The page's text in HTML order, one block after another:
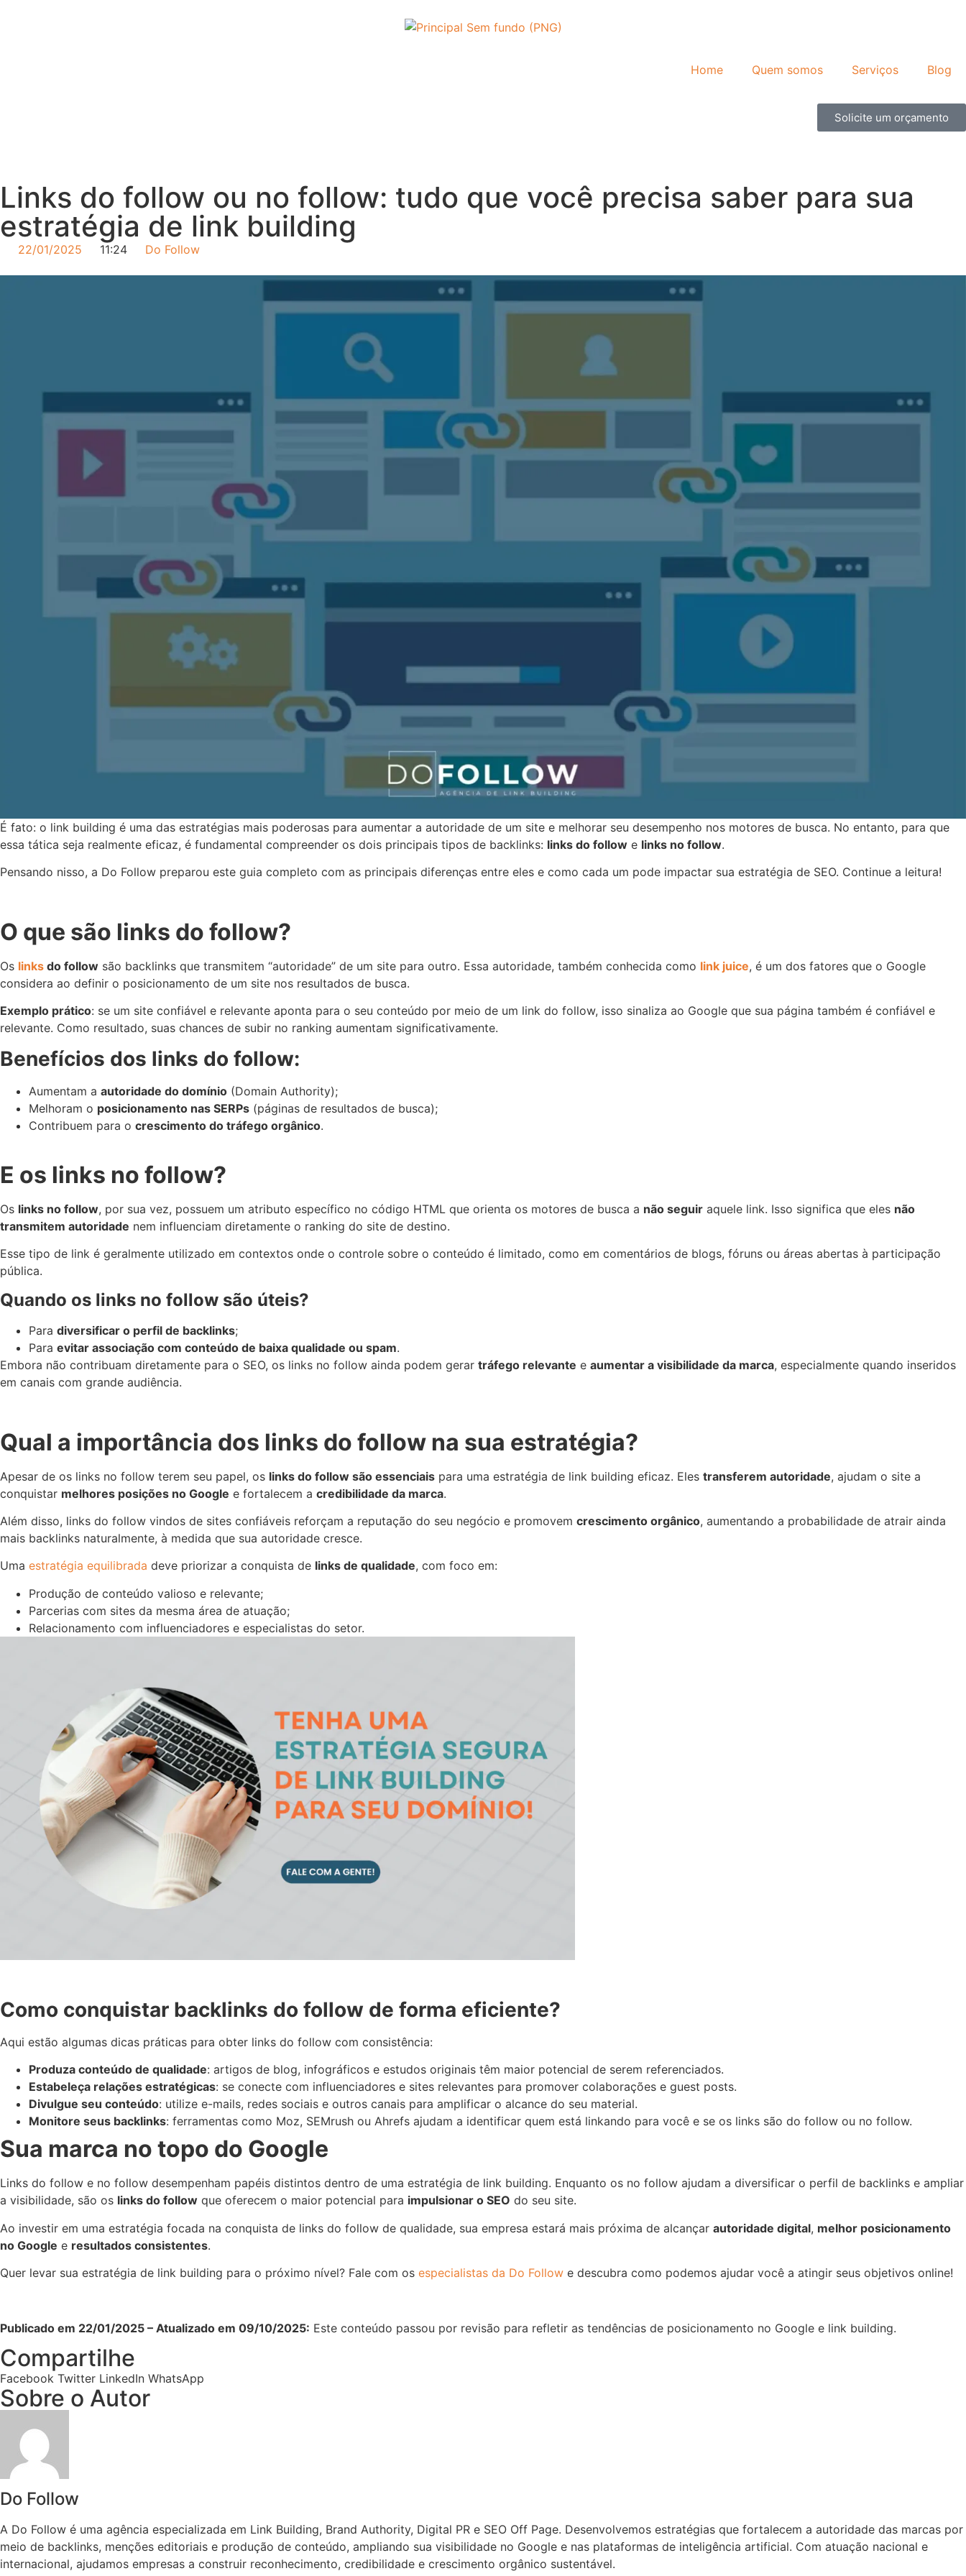
Home Quem somos Serviços Blog
Solicite um orçamento
Links do follow ou no follow: tudo que você precisa saber para sua
estratégia de link building
22/01/2025 11:24 Do Follow
É fato: o link building é uma das estratégias mais poderosas para aumentar a autoridade de um site e melhorar seu desempenho nos motores de busca. No entanto, para que
essa tática seja realmente eficaz, é fundamental compreender os dois principais tipos de backlinks: links do follow e links no follow.
Pensando nisso, a Do Follow preparou este guia completo com as principais diferenças entre eles e como cada um pode impactar sua estratégia de SEO. Continue a leitura!
O que são links do follow?
Os links do follow são backlinks que transmitem “autoridade” de um site para outro. Essa autoridade, também conhecida como link juice, é um dos fatores que o Google
considera ao definir o posicionamento de um site nos resultados de busca.
Exemplo prático: se um site confiável e relevante aponta para o seu conteúdo por meio de um link do follow, isso sinaliza ao Google que sua página também é confiável e
relevante. Como resultado, suas chances de subir no ranking aumentam significativamente.
Benefícios dos links do follow:
Aumentam a autoridade do domínio (Domain Authority);
Melhoram o posicionamento nas SERPs (páginas de resultados de busca);
Contribuem para o crescimento do tráfego orgânico.
E os links no follow?
Os links no follow, por sua vez, possuem um atributo específico no código HTML que orienta os motores de busca a não seguir aquele link. Isso significa que eles não
transmitem autoridade nem influenciam diretamente o ranking do site de destino.
Esse tipo de link é geralmente utilizado em contextos onde o controle sobre o conteúdo é limitado, como em comentários de blogs, fóruns ou áreas abertas à participação
pública.
Quando os links no follow são úteis?
Para diversificar o perfil de backlinks;
Para evitar associação com conteúdo de baixa qualidade ou spam.
Embora não contribuam diretamente para o SEO, os links no follow ainda podem gerar tráfego relevante e aumentar a visibilidade da marca, especialmente quando inseridos
em canais com grande audiência.
Qual a importância dos links do follow na sua estratégia?
Apesar de os links no follow terem seu papel, os links do follow são essenciais para uma estratégia de link building eficaz. Eles transferem autoridade, ajudam o site a
conquistar melhores posições no Google e fortalecem a credibilidade da marca.
Além disso, links do follow vindos de sites confiáveis reforçam a reputação do seu negócio e promovem crescimento orgânico, aumentando a probabilidade de atrair ainda
mais backlinks naturalmente, à medida que sua autoridade cresce.
Uma estratégia equilibrada deve priorizar a conquista de links de qualidade, com foco em:
Produção de conteúdo valioso e relevante;
Parcerias com sites da mesma área de atuação;
Relacionamento com influenciadores e especialistas do setor.
Como conquistar backlinks do follow de forma eficiente?
Aqui estão algumas dicas práticas para obter links do follow com consistência:
Produza conteúdo de qualidade: artigos de blog, infográficos e estudos originais têm maior potencial de serem referenciados.
Estabeleça relações estratégicas: se conecte com influenciadores e sites relevantes para promover colaborações e guest posts.
Divulgue seu conteúdo: utilize e-mails, redes sociais e outros canais para amplificar o alcance do seu material.
Monitore seus backlinks: ferramentas como Moz, SEMrush ou Ahrefs ajudam a identificar quem está linkando para você e se os links são do follow ou no follow.
Sua marca no topo do Google
Links do follow e no follow desempenham papéis distintos dentro de uma estratégia de link building. Enquanto os no follow ajudam a diversificar o perfil de backlinks e ampliar
a visibilidade, são os links do follow que oferecem o maior potencial para impulsionar o SEO do seu site.
Ao investir em uma estratégia focada na conquista de links do follow de qualidade, sua empresa estará mais próxima de alcançar autoridade digital, melhor posicionamento
no Google e resultados consistentes.
Quer levar sua estratégia de link building para o próximo nível? Fale com os especialistas da Do Follow e descubra como podemos ajudar você a atingir seus objetivos online!
Publicado em 22/01/2025 – Atualizado em 09/10/2025: Este conteúdo passou por revisão para refletir as tendências de posicionamento no Google e link building.
Compartilhe
Facebook Twitter LinkedIn WhatsApp
Sobre o Autor
Do Follow
A Do Follow é uma agência especializada em Link Building, Brand Authority, Digital PR e SEO Off Page. Desenvolvemos estratégias que fortalecem a autoridade das marcas por
meio de backlinks, menções editoriais e produção de conteúdo, ampliando sua visibilidade no Google e nas plataformas de inteligência artificial. Com atuação nacional e
internacional, ajudamos empresas a construir reconhecimento, credibilidade e crescimento orgânico sustentável.